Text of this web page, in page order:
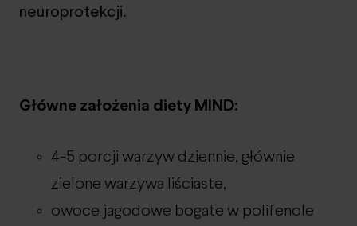
neuroprotekcji.
Główne założenia diety MIND:
4-5 porcji warzyw dziennie, głównie
zielone warzywa liściaste,
owoce jagodowe bogate w polifenole